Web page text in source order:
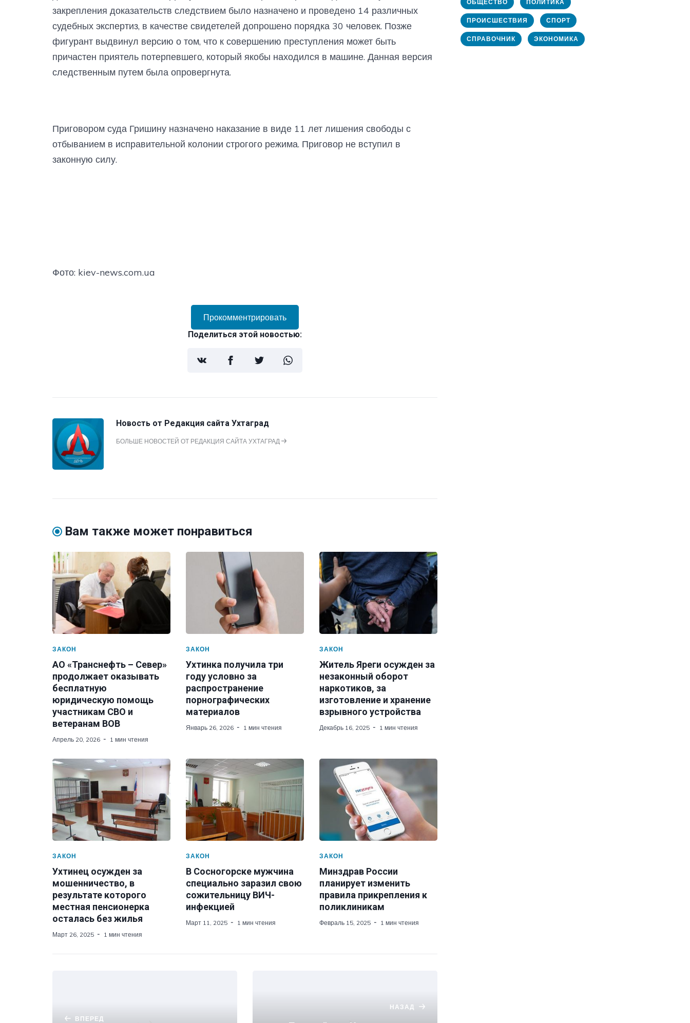
закрепления доказательств следствием было назначено и проведено 14 различных
судебных экспертиз, в качестве свидетелей допрошено порядка 30 человек. Позже
фигурант выдвинул версию о том, что к совершению преступления может быть
причастен приятель потерпевшего, который якобы находился в машине. Данная версия
следственным путем была опровергнута.
Приговором суда Гришину назначено наказание в виде 11 лет лишения свободы с
отбыванием в исправительной колонии строгого режима. Приговор не вступил в
законную силу.
Фото: kiev-news.com.ua
Прокомментрировать
Поделиться этой новостью:
Новость от Редакция сайта Ухтаград
БОЛЬШЕ НОВОСТЕЙ ОТ РЕДАКЦИЯ САЙТА УХТАГРАД
Вам также может понравиться
ЗАКОН
АО «Транснефть – Север»
продолжает оказывать
бесплатную
юридическую помощь
участникам СВО и
ветеранам ВОВ
Апрель 20, 2026 1 мин чтения
ЗАКОН
Ухтинка получила три
году условно за
распространение
порнографических
материалов
Январь 26, 2026 1 мин чтения
ЗАКОН
Житель Яреги осужден за
незаконный оборот
наркотиков, за
изготовление и хранение
взрывного устройства
Декабрь 16, 2025 1 мин чтения
ЗАКОН
Ухтинец осужден за
мошенничество, в
результате которого
местная пенсионерка
осталась без жилья
Март 26, 2025 1 мин чтения
ЗАКОН
В Сосногорске мужчина
специально заразил свою
сожительницу ВИЧ-
инфекцией
Март 11, 2025 1 мин чтения
ЗАКОН
Минздрав России
планирует изменить
правила прикрепления к
поликлиникам
Февраль 15, 2025 1 мин чтения
ВПЕРЕД
НАЗАД
ОБЩЕСТВО ПОЛИТИКА
ПРОИСШЕСТВИЯ СПОРТ
СПРАВОЧНИК ЭКОНОМИКА